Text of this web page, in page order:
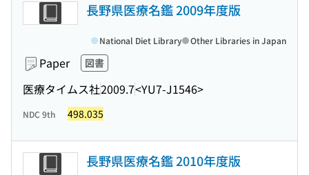
長野県医療名鑑 2009年度版
Paper 図書
医療タイムス社2009.7<YU7-J1546>
National Diet Library Other Libraries in Japan
NDC 9th 498.035
長野県医療名鑑 2010年度版